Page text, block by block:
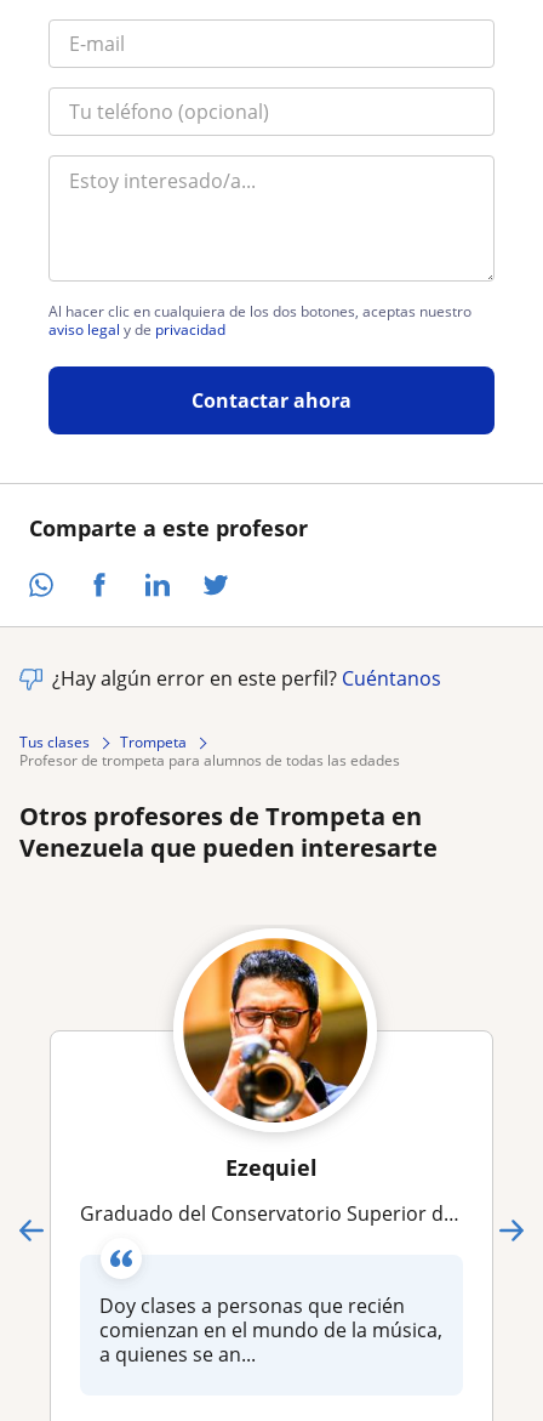
Comparte a este profesor
Al hacer clic en cualquiera de los dos botones, aceptas nuestro
aviso legal y de privacidad
Contactar ahora
¿Hay algún error en este perfil? Cuéntanos
Tus clases
Trompeta
profesor de trompeta para alumnos de todas las edades
Otros profesores de Trompeta en
Venezuela que pueden interesarte
Ezequiel
Graduado del Conservatorio Superior de Música Manuel de Falla de la carrera jazz dicta clases de trompeta online
Doy clases a personas que recién
comienzan en el mundo de la música,
a quienes se an...